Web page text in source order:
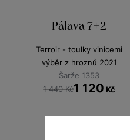
Pálava 7+2
Terroir - toulky vinicemi
výběr z hroznů 2021
Šarže 1353
1 440 Kč1 120 Kč